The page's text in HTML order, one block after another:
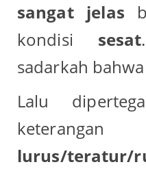
sangat jelas
kondisi sesat
sadarkah
Lalu
lurus/teratur/